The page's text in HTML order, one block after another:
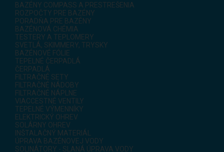
BAZÉNY COMPASS A PRESTREŠENIA
ROZPOČTY PRE BAZÉNY
PORADŇA PRE BAZÉNY
BAZÉNOVÁ CHÉMIA
TESTERY A TEPLOMERY
SVETLÁ, SKIMMERY, TRYSKY
BAZÉNOVÉ FÓLIE
TEPELNÉ ČERPADLÁ
ČERPADLÁ
FILTRAČNÉ SETY
FILTRAČNÉ NÁDOBY
FILTRAČNÉ NÁPLNE
VIACCESTNÉ VENTILY
TEPELNÉ VÝMENNÍKY
ELEKTRICKÝ OHREV
SOLÁRNY OHREV
INŠTALAČNÝ MATERIÁL
ÚPRAVA BAZÉNOVEJ VODY
SOLINÁTORY - SLANÁ ÚPRAVA VODY